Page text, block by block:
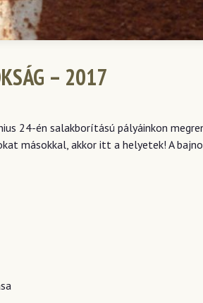
– 2017
24-én salakborítású pályáinkon
másokkal, akkor itt a helyetek! A